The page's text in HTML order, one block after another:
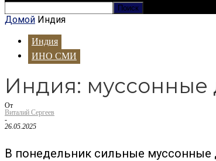
Домой Индия
Индия
ИНО СМИ
Индия:
От
Виталий Сергеев
-
26.05.2025
В понедельник сильные